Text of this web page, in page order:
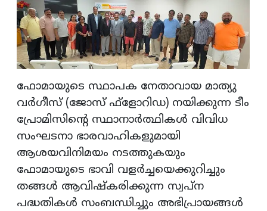
ഫോമായുടെ സ്ഥാപക നേതാവായ മാത്യു
വര്‍ഗീസ് (ജോസ് ഫ്‌ളോറിഡ) നയിക്കുന്ന ടീം
പ്രോമിസിന്റെ സ്ഥാനാര്‍ത്ഥികള്‍ വിവിധ
സംഘടനാ ഭാരവാഹികളുമായി
ആശയവിനിമയം നടത്തുകയും
ഫോമായുടെ ഭാവി വളര്‍ച്ചയെക്കുറിച്ചും
തങ്ങള്‍ ആവിഷ്‌കരിക്കുന്ന സ്വപ്ന
പദ്ധതികള്‍ സംബന്ധിച്ചും അഭിപ്രായങ്ങള്‍